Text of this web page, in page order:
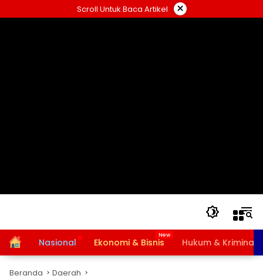
ke
Scroll Untuk Baca Artikel ×
HomeNasional Ekonomi & Bisnis Hukum & Kriminal
Beranda Daerah